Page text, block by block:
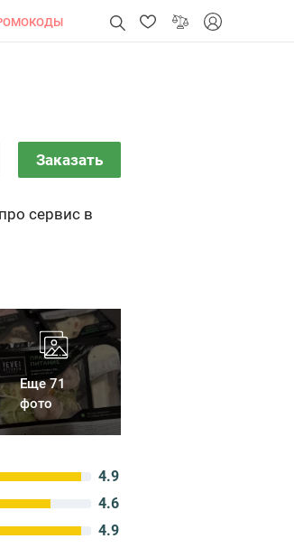
Заказать
сервис в
Еще 71
фото
4.9
4.6
4.9